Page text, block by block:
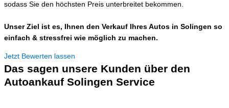
sodass Sie den höchsten Preis unterbreitet bekommen.
Unser Ziel ist es, Ihnen den Verkauf Ihres Autos in Solingen so
einfach & stressfrei wie möglich zu machen.
Jetzt Bewerten lassen
Das sagen unsere Kunden über den
Autoankauf Solingen Service